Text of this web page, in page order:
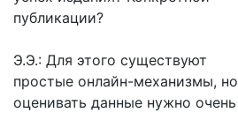
публикации?
Э.Э.: Для этого существуют
простые онлайн-механизмы, но
оценивать данные нужно очень